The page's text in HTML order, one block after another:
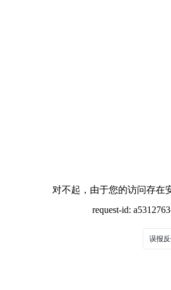
对不起，由于您的访问存在
request-id:
误报